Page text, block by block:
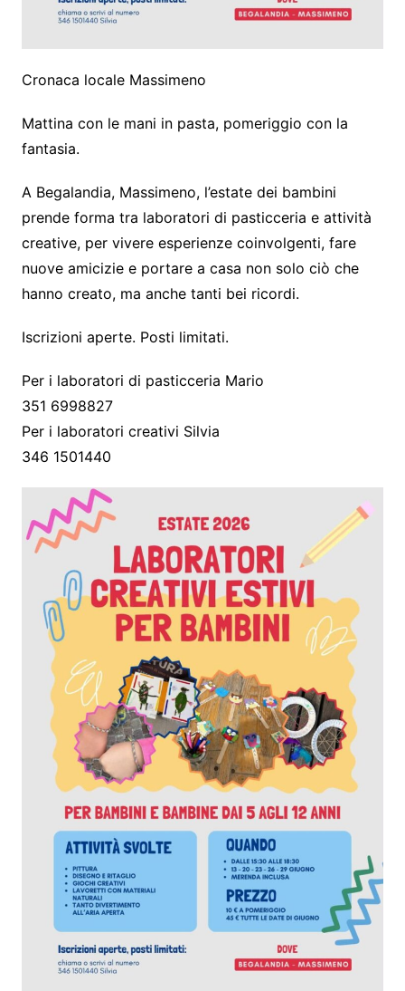
Cronaca locale Massimeno
Mattina con le mani in pasta, pomeriggio con la
fantasia.
A Begalandia, Massimeno, l’estate dei bambini
prende forma tra laboratori di pasticceria e attività
creative, per vivere esperienze coinvolgenti, fare
nuove amicizie e portare a casa non solo ciò che
hanno creato, ma anche tanti bei ricordi.
Iscrizioni aperte. Posti limitati.
Per i laboratori di pasticceria Mario
351 6998827
Per i laboratori creativi Silvia
346 1501440